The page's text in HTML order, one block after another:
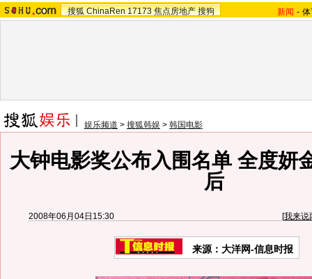
搜狐 ChinaRen 17173 焦点房地产 搜狗 新闻 -
娱乐频道 > 搜狐韩娱 > 韩国电影
大钟电影奖公布入围名单 全度妍
后
2008年06月04日15:30 [我来说
来源：大洋网-信息时报